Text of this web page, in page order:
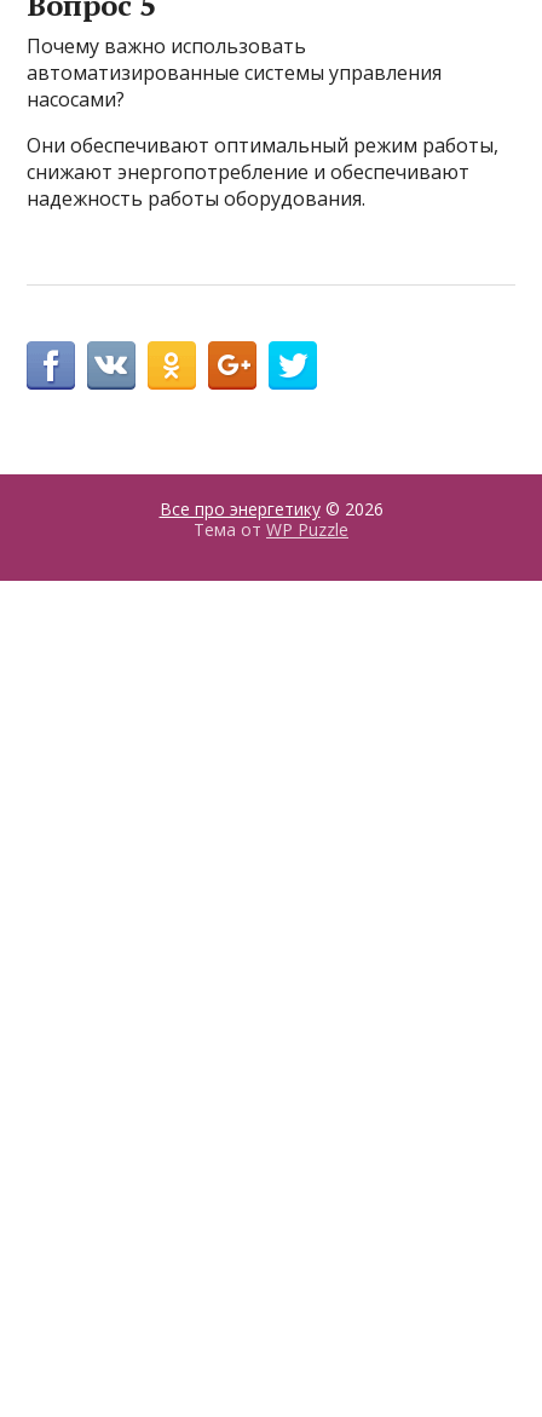
Почему важно использовать
автоматизированные системы управления
насосами?
Они обеспечивают оптимальный режим работы,
снижают энергопотребление и обеспечивают
надежность работы оборудования.
Все про энергетику© 2026
Тема от WP Puzzle